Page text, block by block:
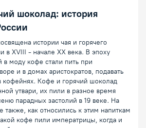
шоколад: история
истории чая и горячего
в XVIII - начале XX века. В эпоху
моду кофе стали пить при
и в домах аристократов, подавать
кофейнях. Кофе и горячий шоколад
утвари, их пили в разное время
парадных застолий в 19 веке. На
также, как относились к этим напиткам
кофе пили императрицы, когда и